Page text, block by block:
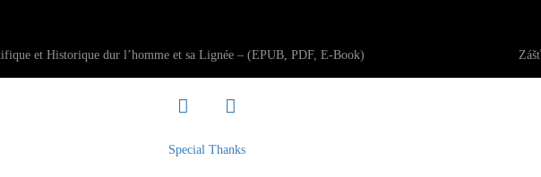
et Historique dur l’homme et sa Lignée – (EPUB, PDF, E-Book)
facebook
Special Thanks